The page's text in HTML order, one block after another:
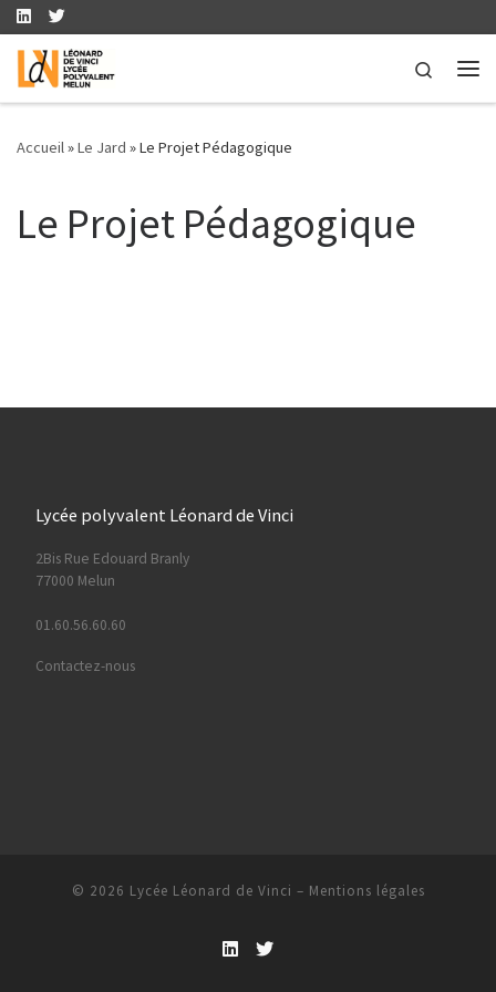
Skip to content
Search
Accueil»Le Jard »Le Projet Pédagogique
Le Projet Pédagogique
Lycée polyvalent Léonard de Vinci
2Bis Rue Edouard Branly
77000 Melun
01.60.56.60.60
Contactez-nous
© 2026 Lycée Léonard de Vinci – Mentions légales